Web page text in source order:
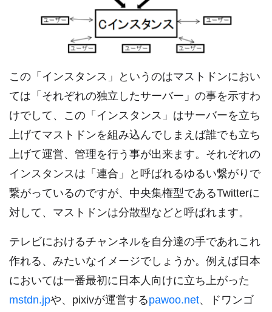
この「インスタンス」というのはマストドンにおい
ては「それぞれの独立したサーバー」の事を示すわ
けでして、この「インスタンス」はサーバーを立ち
上げてマストドンを組み込んでしまえば誰でも立ち
上げて運営、管理を行う事が出来ます。それぞれの
インスタンスは「連合」と呼ばれるゆるい繋がりで
繋がっているのですが、中央集権型であるTwitterに
対して、マストドンは分散型などと呼ばれます。
テレビにおけるチャンネルを自分達の手であれこれ
作れる、みたいなイメージでしょうか。例えば日本
においては一番最初に日本人向けに立ち上がった
mstdn.jpや、pixivが運営するpawoo.net、ドワンゴ